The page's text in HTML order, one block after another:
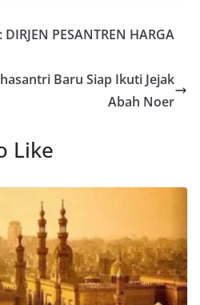
PESANTREN HARGA
Baru Siap Ikuti Jejak
Abah Noer
Like